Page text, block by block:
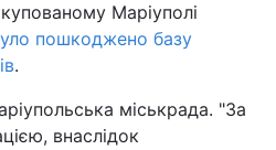
Маріуполі
пошкоджено базу
.
міськрада. "За
внаслідок